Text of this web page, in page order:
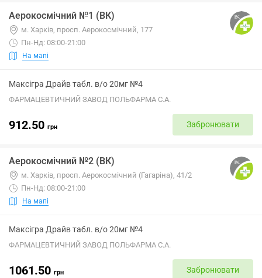
Аерокосмічний №1 (ВК)
м. Харків, просп. Аерокосмічний, 177
Пн-Нд: 08:00-21:00
На мапі
Максігра Драйв табл. в/о 20мг №4
ФАРМАЦЕВТИЧНИЙ ЗАВОД ПОЛЬФАРМА С.А.
912.50 грн Забронювати
Аерокосмічний №2 (ВК)
м. Харків, просп. Аерокосмічний (Гагаріна), 41/2
Пн-Нд: 08:00-21:00
На мапі
Максігра Драйв табл. в/о 20мг №4
ФАРМАЦЕВТИЧНИЙ ЗАВОД ПОЛЬФАРМА С.А.
1061.50 грн Забронювати